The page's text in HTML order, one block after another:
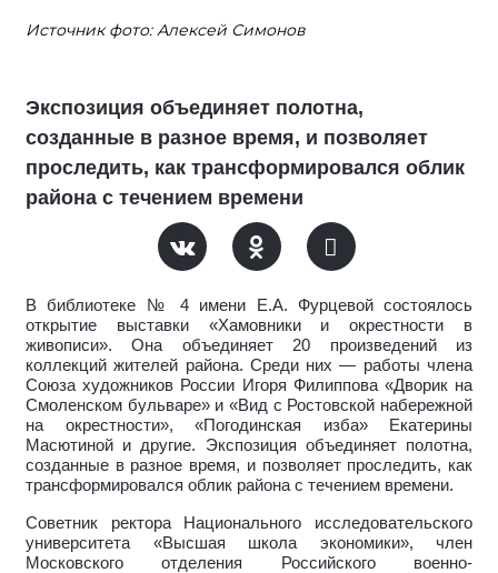
Источник фото: Алексей Симонов
Экспозиция объединяет полотна,
созданные в разное время, и позволяет
проследить, как трансформировался облик
района с течением времени
В библиотеке № 4 имени Е.А. Фурцевой состоялось
открытие выставки «Хамовники и окрестности в
живописи». Она объединяет 20 произведений из
коллекций жителей района. Среди них — работы члена
Союза художников России Игоря Филиппова «Дворик на
Смоленском бульваре» и «Вид с Ростовской набережной
на окрестности», «Погодинская изба» Екатерины
Масютиной и другие. Экспозиция объединяет полотна,
созданные в разное время, и позволяет проследить, как
трансформировался облик района с течением времени.
Советник ректора Национального исследовательского
университета «Высшая школа экономики», член
Московского отделения Российского военно-